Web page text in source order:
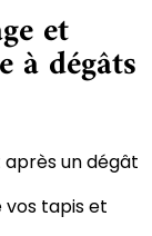
et
dégâts
un dégât
vos tapis et